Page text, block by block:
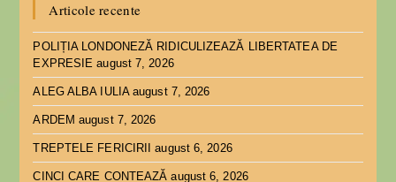
Articole recente
POLIȚIA LONDONEZĂ RIDICULIZEAZĂ LIBERTATEA DE
EXPRESIE august 7, 2026
ALEG ALBA IULIA august 7, 2026
ARDEM august 7, 2026
TREPTELE FERICIRII august 6, 2026
CINCI CARE CONTEAZĂ august 6, 2026